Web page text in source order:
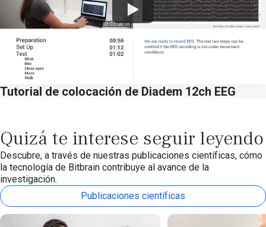
Watch
Tutorial de colocación de Diadem 12ch EEG
Quizá te interese seguir leyendo
Descubre, a través de nuestras publicaciones científicas, cómo
la tecnología de Bitbrain contribuye al avance de la
investigación.
Publicaciones científicas